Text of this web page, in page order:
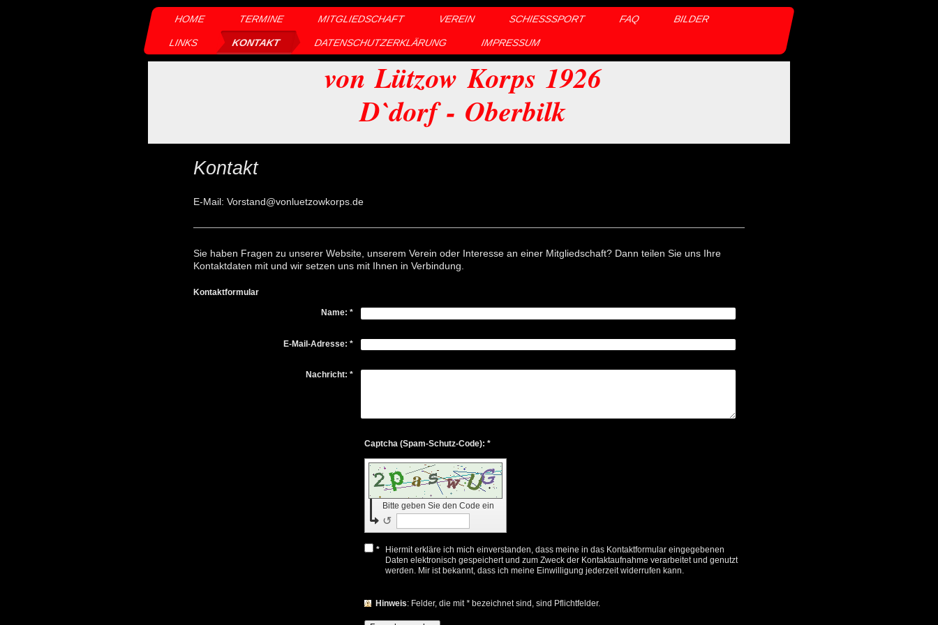
HOME TERMINE MITGLIEDSCHAFT VEREIN SCHIESSSPORT FAQ BILDER
LINKS KONTAKT DATENSCHUTZERKLÄRUNG IMPRESSUM
von Lützow Korps 1926
D`dorf - Oberbilk
Kontakt
E-Mail: Vorstand@vonluetzowkorps.de
Sie haben Fragen zu unserer Website, unserem Verein oder Interesse an einer Mitgliedschaft? Dann teilen Sie uns Ihre
Kontaktdaten mit und wir setzen uns mit Ihnen in Verbindung.
Kontaktformular
Name: *
E-Mail-Adresse: *
Nachricht: *
Captcha (Spam-Schutz-Code): *
Bitte geben Sie den Code ein
↺
*
Hiermit erkläre ich mich einverstanden, dass meine in das Kontaktformular eingegebenen
Daten elektronisch gespeichert und zum Zweck der Kontaktaufnahme verarbeitet und genutzt
werden. Mir ist bekannt, dass ich meine Einwilligung jederzeit widerrufen kann.
Hinweis : Felder, die mit*bezeichnet sind, sind Pflichtfelder.